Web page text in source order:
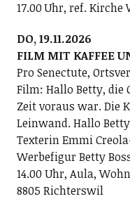
17.00 Uhr, ref. Kirche
DO, 19.11.2026
FILM MIT KAFFEE
Pro Senectute,
Film: Hallo Betty, die
Zeit voraus war. Die
Leinwand. Hallo
Texterin Emmi
Werbefigur Betty
14.00 Uhr, Aula,
8805 Richterswil